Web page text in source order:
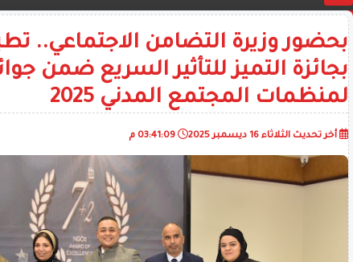
بحضور وزيرة التضامن الاجتماعي..
بجائزة التميز للتأثير السريع ضمن
لمنظمات المجتمع المدني 2025
أخر تحديث الثلاثاء 16 ديسمبر 2025